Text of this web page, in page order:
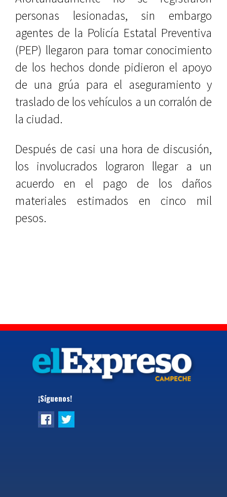
personas lesionadas, sin embargo
agentes de la Policía Estatal Preventiva
(PEP) llegaron para tomar conocimiento
de los hechos donde pidieron el apoyo
de una grúa para el aseguramiento y
traslado de los vehículos a un corralón de
la ciudad.
Después de casi una hora de discusión,
los involucrados lograron llegar a un
acuerdo en el pago de los daños
materiales estimados en cinco mil
pesos.
¡Síguenos!